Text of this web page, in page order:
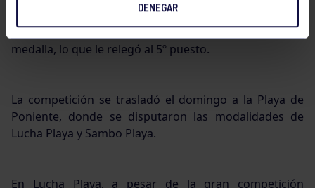
DENEGAR
87 kg al medallero grupista, pero se vio superado
finalmente por su rival madrileño en la disputa de la
medalla, lo que le relegó al 5º puesto.
La competición se trasladó el domingo a la Playa de
Poniente, donde se disputaron las modalidades de
Lucha Playa y Sambo Playa.
En Lucha Playa, a pesar de la gran competición